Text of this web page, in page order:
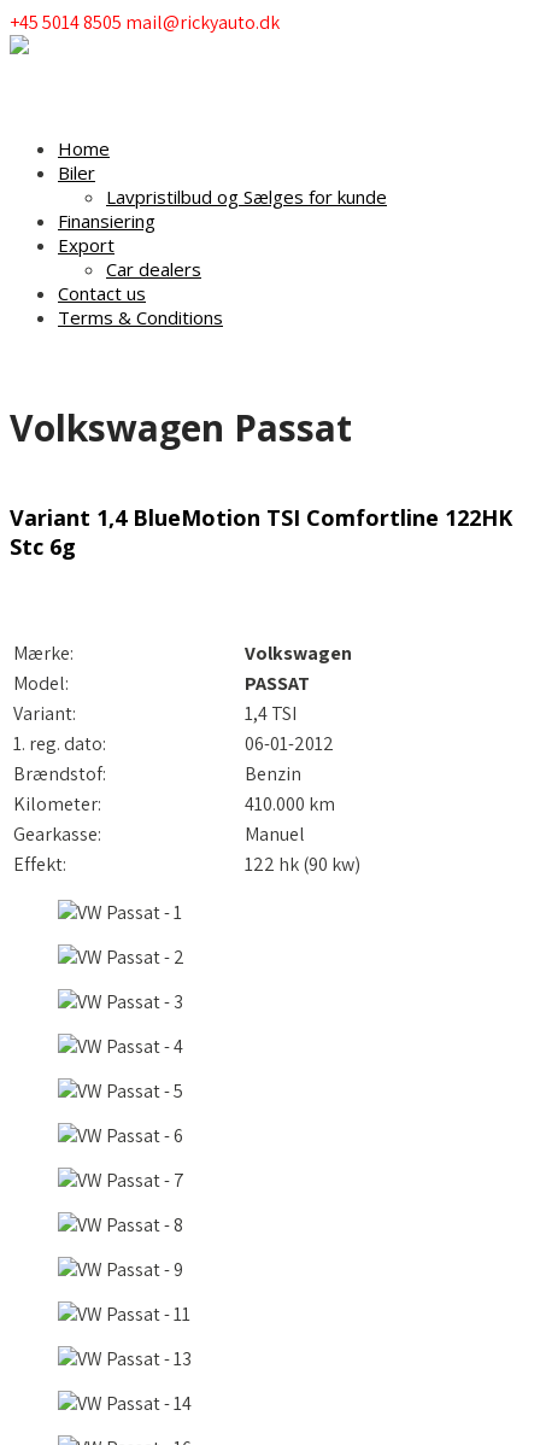
+45 5014 8505 mail@rickyauto.dk
Home
Biler
Lavpristilbud og Sælges for kunde
Finansiering
Export
Car dealers
Contact us
Terms & Conditions
Volkswagen Passat
Variant 1,4 BlueMotion TSI Comfortline 122HK
Stc 6g
Mærke:
Volkswagen
Model:
PASSAT
Variant:
1,4 TSI
1. reg. dato:
06-01-2012
Brændstof:
Benzin
Kilometer:
410.000 km
Gearkasse:
Manuel
Effekt:
122 hk (90 kw)